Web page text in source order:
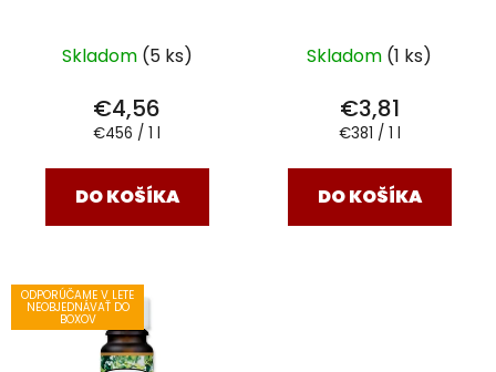
Skladom (5 ks)
€4,56
Jednotková
€456 / 1 l
DO KOŠÍKA
Skladom (1 ks)
€3,81
Jednotková
€381 / 1 l
DO KOŠÍKA
ODPORÚČAME V LETE
NEOBJEDNÁVAŤ DO
BOXOV